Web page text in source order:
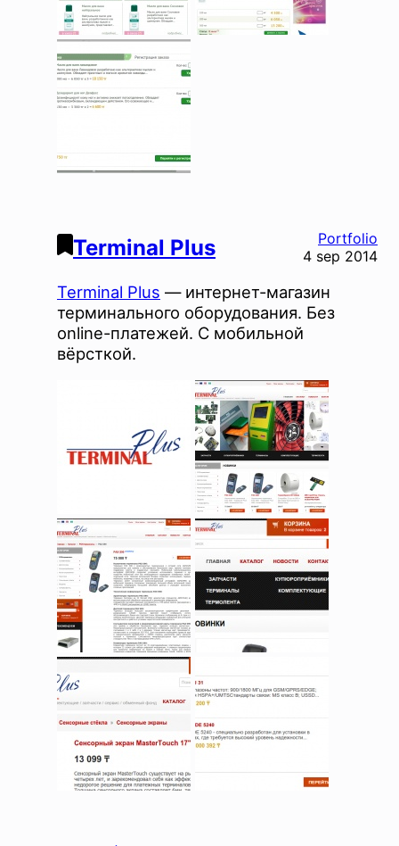
Terminal Plus
Portfolio
4 sep 2014
Terminal Plus ― интернет-магазин
терминального оборудования. Без
online-платежей. С мобильной
вёрсткой.